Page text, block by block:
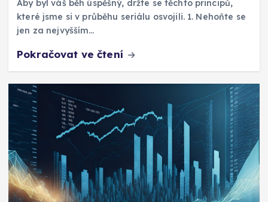
Aby byl váš běh úspěšný, držte se těchto principů,
které jsme si v průběhu seriálu osvojili. 1. Nehoňte se
jen za nejvyšším…
Pokračovat ve čtení